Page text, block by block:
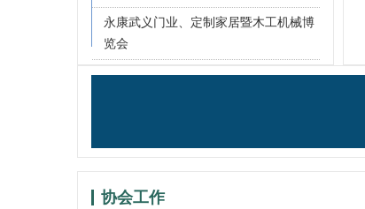
永康武义门业、定制家居暨木工机械博
览会
协会工作